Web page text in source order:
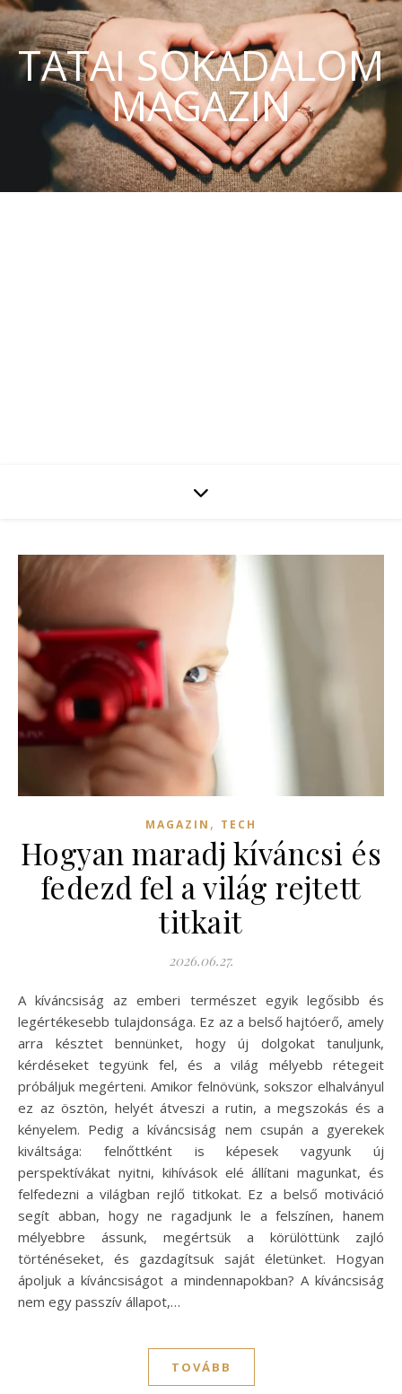
TATAI SOKADALOM
MAGAZIN
MAGAZIN , TECH
Hogyan maradj kíváncsi és
fedezd fel a világ rejtett
titkait
2026.06.27.
A kíváncsiság az emberi természet egyik legősibb és
legértékesebb tulajdonsága. Ez az a belső hajtóerő, amely
arra késztet bennünket, hogy új dolgokat tanuljunk,
kérdéseket tegyünk fel, és a világ mélyebb rétegeit
próbáljuk megérteni. Amikor felnövünk, sokszor elhalványul
ez az ösztön, helyét átveszi a rutin, a megszokás és a
kényelem. Pedig a kíváncsiság nem csupán a gyerekek
kiváltsága: felnőttként is képesek vagyunk új
perspektívákat nyitni, kihívások elé állítani magunkat, és
felfedezni a világban rejlő titkokat. Ez a belső motiváció
segít abban, hogy ne ragadjunk le a felszínen, hanem
mélyebbre ássunk, megértsük a körülöttünk zajló
történéseket, és gazdagítsuk saját életünket. Hogyan
ápoljuk a kíváncsiságot a mindennapokban? A kíváncsiság
nem egy passzív állapot,…
TOVÁBB